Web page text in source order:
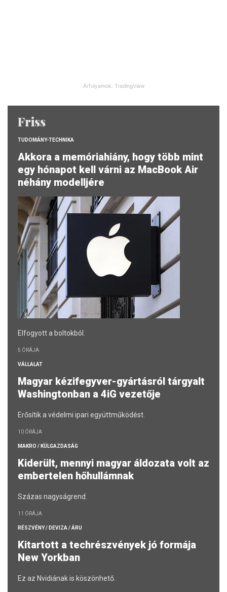
Árfolyamok: TradingView
Friss
TUDOMÁNY-TECHNIKA
Akkora a memóriahiány, hogy több mint
egy hónapot kell várni az MacBook Air
néhány modelljére
Elfogyott a boltokból.
5 ÓRÁJA
VÁLLALAT
Magyar kézifegyver-gyártásról tárgyalt
Washingtonban a 4iG vezetője
Erősítik a védelmi ipari együttműködést.
10 ÓRÁJA
MAKRO / KÜLGAZDASÁG
Kiderült, mennyi magyar áldozata volt az
embertelen hőhullámnak
Százas nagyságrend.
11 ÓRÁJA
RÉSZVÉNY / DEVIZA / ÁRU
Kitartott a techrészvények jó formája
New Yorkban
Ez az Nvidiának is köszönhető.